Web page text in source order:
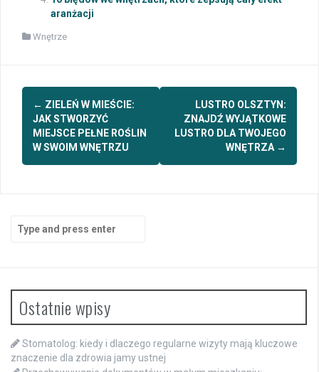
aranżacji
Wnętrze
Post
navigation
← ZIELEŃ W MIEŚCIE:
JAK STWORZYĆ
MIEJSCE PEŁNE ROŚLIN
W SWOIM WNĘTRZU
LUSTRO OLSZTYN:
ZNAJDŹ WYJĄTKOWE
LUSTRO DLA TWOJEGO
WNĘTRZA →
Search
for:
Ostatnie wpisy
Stomatolog: kiedy i dlaczego regularne wizyty mają kluczowe
znaczenie dla zdrowia jamy ustnej